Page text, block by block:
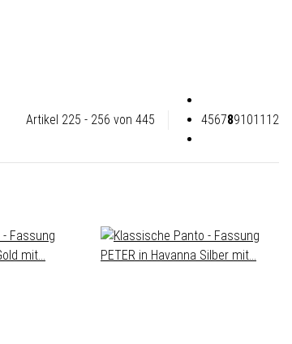
Artikel 225 - 256 von 445 4567891011 12